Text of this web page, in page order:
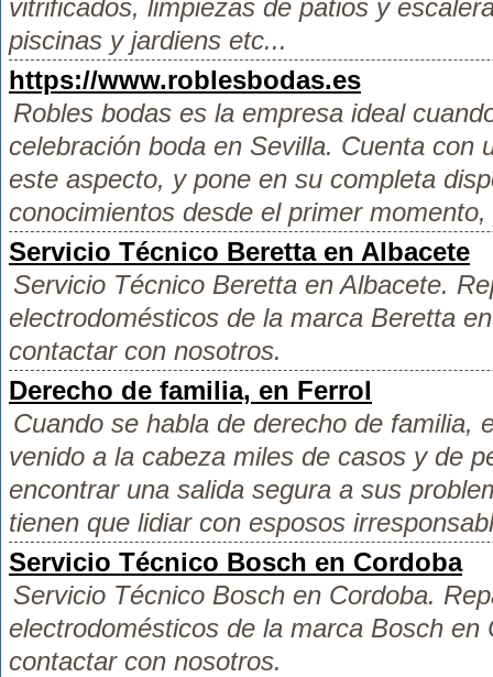
vitrificados, limpiezas de patios y
piscinas y jardiens etc...
https://www.roblesbodas.es
Robles bodas es la empresa ideal
celebración boda en Sevilla. Cuenta con
este aspecto, y pone en su completa
conocimientos desde el primer
Servicio Técnico Beretta en Albacete
Servicio Técnico Beretta en Albacete.
electrodomésticos de la marca Beretta
contactar con nosotros.
Derecho de familia, en Ferrol
Cuando se habla de derecho de familia,
venido a la cabeza miles de casos y de
encontrar una salida segura a sus
tienen que lidiar con esposos
Servicio Técnico Bosch en Cordoba
Servicio Técnico Bosch en Cordoba.
electrodomésticos de la marca Bosch en
contactar con nosotros.